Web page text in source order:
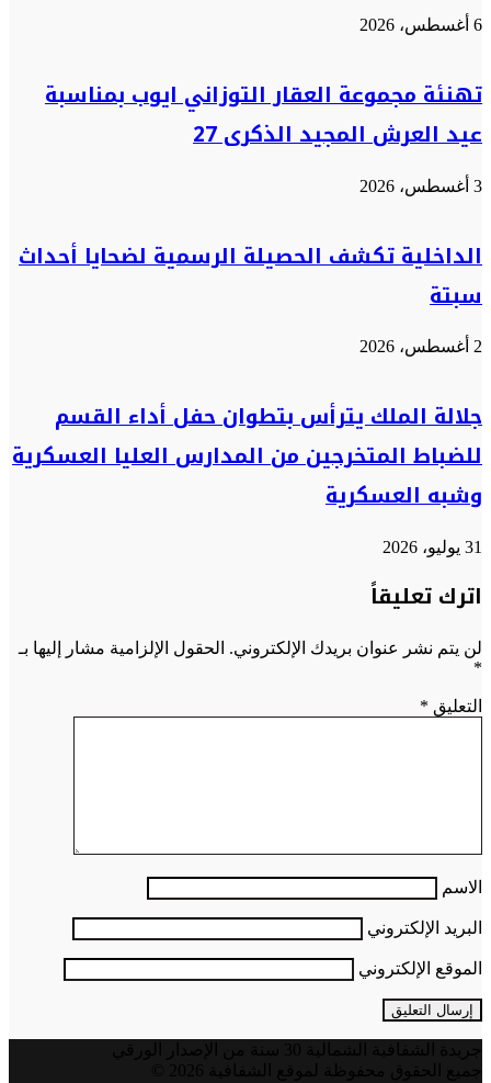
6 أغسطس، 2026
تهنئة مجموعة العقار التوزاني ايوب بمناسبة
عيد العرش المجيد الذكرى 27
3 أغسطس، 2026
الداخلية تكشف الحصيلة الرسمية لضحايا أحداث
سبتة
2 أغسطس، 2026
جلالة الملك يترأس بتطوان حفل أداء القسم
للضباط المتخرجين من المدارس العليا العسكرية
وشبه العسكرية
31 يوليو، 2026
اترك تعليقاً
لن يتم نشر عنوان بريدك الإلكتروني. الحقول الإلزامية مشار إليها بـ
*
التعليق *
الاسم
البريد الإلكتروني
الموقع الإلكتروني